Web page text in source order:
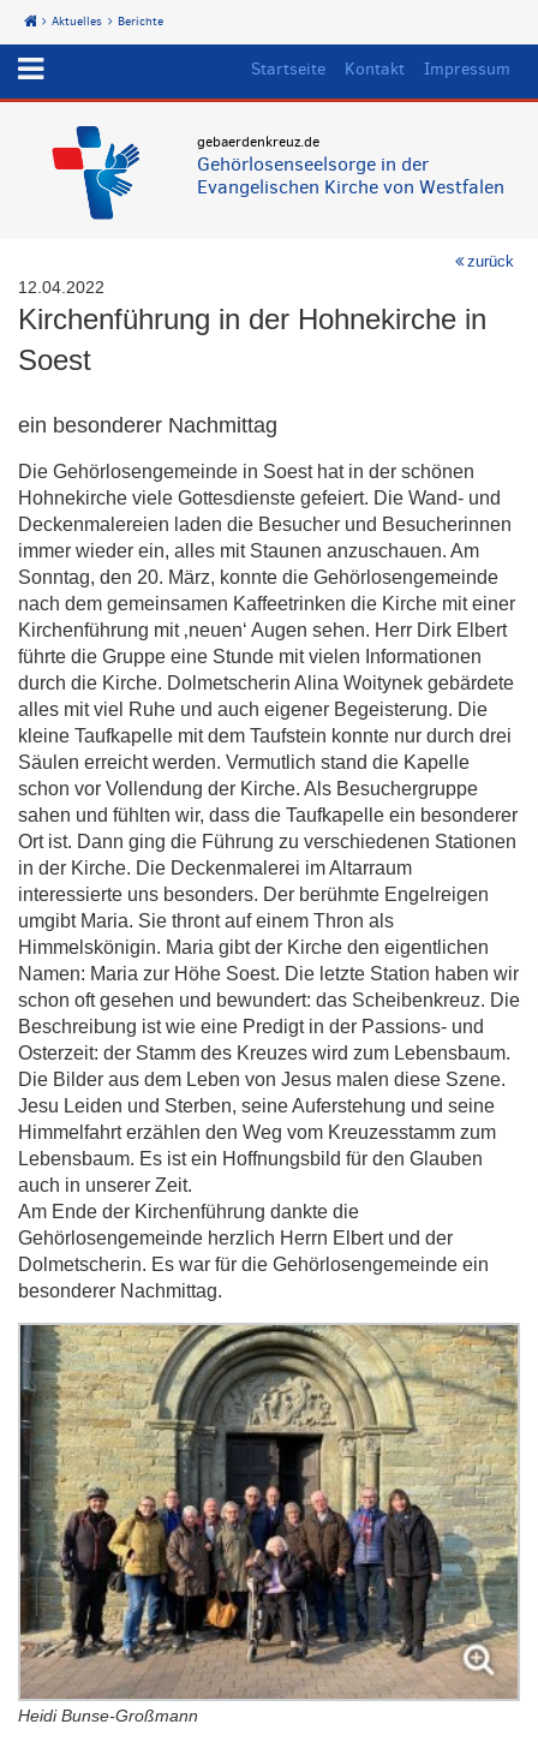
Start
Aktuelles Berichte
Startseite Kontakt Impressum
gebaerdenkreuz.de
Gehörlosenseelsorge in der
Evangelischen Kirche von Westfalen
zurück
12.04.2022
Kirchenführung in der Hohnekirche in
Soest
ein besonderer Nachmittag
Die Gehörlosengemeinde in Soest hat in der schönen
Hohnekirche viele Gottesdienste gefeiert. Die Wand- und
Deckenmalereien laden die Besucher und Besucherinnen
immer wieder ein, alles mit Staunen anzuschauen. Am
Sonntag, den 20. März, konnte die Gehörlosengemeinde
nach dem gemeinsamen Kaffeetrinken die Kirche mit einer
Kirchenführung mit ‚neuen‘ Augen sehen. Herr Dirk Elbert
führte die Gruppe eine Stunde mit vielen Informationen
durch die Kirche. Dolmetscherin Alina Woitynek gebärdete
alles mit viel Ruhe und auch eigener Begeisterung. Die
kleine Taufkapelle mit dem Taufstein konnte nur durch drei
Säulen erreicht werden. Vermutlich stand die Kapelle
schon vor Vollendung der Kirche. Als Besuchergruppe
sahen und fühlten wir, dass die Taufkapelle ein besonderer
Ort ist. Dann ging die Führung zu verschiedenen Stationen
in der Kirche. Die Deckenmalerei im Altarraum
interessierte uns besonders. Der berühmte Engelreigen
umgibt Maria. Sie thront auf einem Thron als
Himmelskönigin. Maria gibt der Kirche den eigentlichen
Namen: Maria zur Höhe Soest. Die letzte Station haben wir
schon oft gesehen und bewundert: das Scheibenkreuz. Die
Beschreibung ist wie eine Predigt in der Passions- und
Osterzeit: der Stamm des Kreuzes wird zum Lebensbaum.
Die Bilder aus dem Leben von Jesus malen diese Szene.
Jesu Leiden und Sterben, seine Auferstehung und seine
Himmelfahrt erzählen den Weg vom Kreuzesstamm zum
Lebensbaum. Es ist ein Hoffnungsbild für den Glauben
auch in unserer Zeit.
Am Ende der Kirchenführung dankte die
Gehörlosengemeinde herzlich Herrn Elbert und der
Dolmetscherin. Es war für die Gehörlosengemeinde ein
besonderer Nachmittag.
Heidi Bunse-Großmann